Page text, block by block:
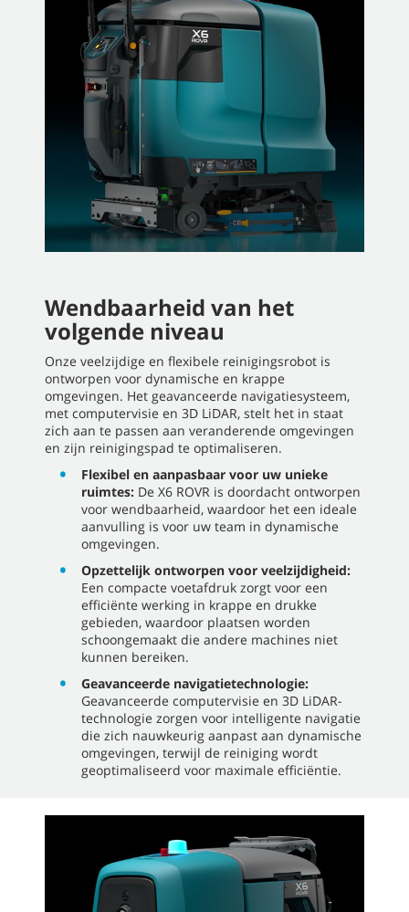
Wendbaarheid van het
volgende niveau
Onze veelzijdige en flexibele reinigingsrobot is
ontworpen voor dynamische en krappe
omgevingen. Het geavanceerde navigatiesysteem,
met computervisie en 3D LiDAR, stelt het in staat
zich aan te passen aan veranderende omgevingen
en zijn reinigingspad te optimaliseren.
Flexibel en aanpasbaar voor uw unieke
ruimtes: De X6 ROVR is doordacht ontworpen
voor wendbaarheid, waardoor het een ideale
aanvulling is voor uw team in dynamische
omgevingen.
Opzettelijk ontworpen voor veelzijdigheid:
Een compacte voetafdruk zorgt voor een
efficiënte werking in krappe en drukke
gebieden, waardoor plaatsen worden
schoongemaakt die andere machines niet
kunnen bereiken.
Geavanceerde navigatietechnologie:
Geavanceerde computervisie en 3D LiDAR-
technologie zorgen voor intelligente navigatie
die zich nauwkeurig aanpast aan dynamische
omgevingen, terwijl de reiniging wordt
geoptimaliseerd voor maximale efficiëntie.